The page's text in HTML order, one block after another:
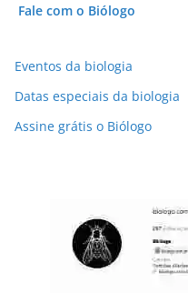
Fale com o Biólogo
Eventos da biologia
Datas especiais da biologia
Assine grátis o Biólogo